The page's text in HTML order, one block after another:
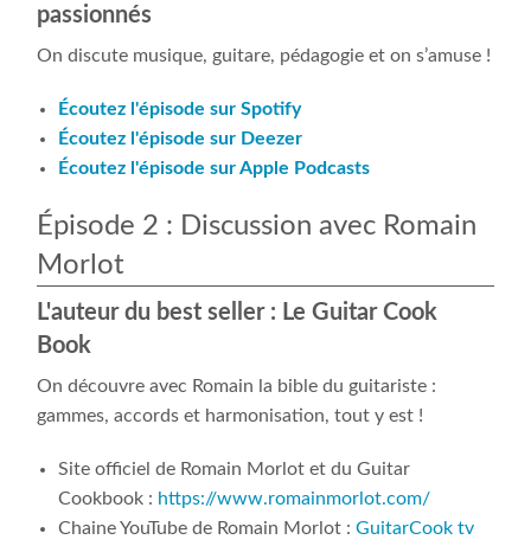
passionnés
On discute musique, guitare, pédagogie et on s’amuse !
Écoutez l'épisode sur Spotify
Écoutez l'épisode sur Deezer
Écoutez l'épisode sur Apple Podcasts
Épisode 2 : Discussion avec Romain
Morlot
L'auteur du best seller : Le Guitar Cook
Book
On découvre avec Romain la bible du guitariste :
gammes, accords et harmonisation, tout y est !
Site officiel de Romain Morlot et du Guitar
Cookbook : https://www.romainmorlot.com/
Chaine YouTube de Romain Morlot : GuitarCook tv